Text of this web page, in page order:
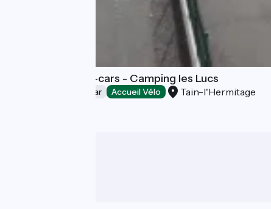
Aire de camping-cars - Camping les Lucs
Aires de camping-car Accueil Vélo Tain-l'Hermitage